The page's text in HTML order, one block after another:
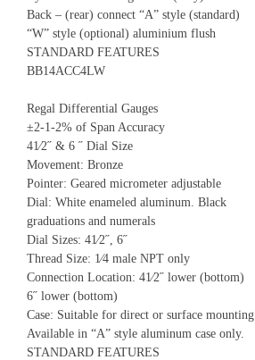
Back – (rear) connect “A” style (standard)
“W” style (optional) aluminium flush
STANDARD FEATURES
BB14ACC4LW
Regal Differential Gauges
±2-1-2% of Span Accuracy
41⁄2˝ & 6 ˝ Dial Size
Movement: Bronze
Pointer: Geared micrometer adjustable
Dial: White enameled aluminum. Black
graduations and numerals
Dial Sizes: 41⁄2˝, 6˝
Thread Size: 1⁄4 male NPT only
Connection Location: 41⁄2˝ lower (bottom)
6˝ lower (bottom)
Case: Suitable for direct or surface mounting.
Available in “A” style aluminum case only.
STANDARD FEATURES